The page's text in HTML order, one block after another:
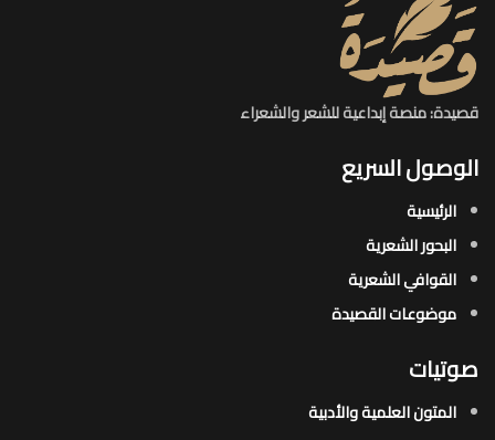
قصيدة: منصة إبداعية للشعر والشعراء
الوصول السريع
الرئيسية
البحور الشعرية​
القوافي الشعرية​
موضوعات القصيدة​
صوتيات
المتون العلمية والأدبية